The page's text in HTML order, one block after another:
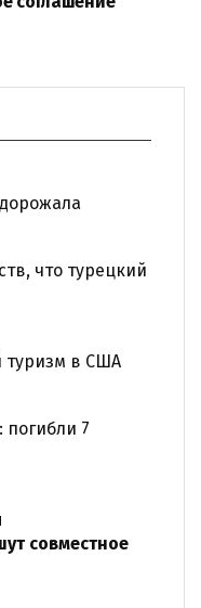
что турецкий
туризм в США
погибли 7
совместное